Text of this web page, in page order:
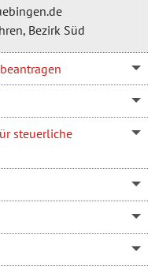
Bezirk Süd
steuerliche